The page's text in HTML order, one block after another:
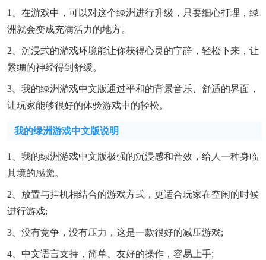
1、在游戏中，可以对这个绿洲进行升级，只要细心打理，绿
洲就会变成充满活力的地方。
2、沉浸式的游戏环境能让你获得心灵的宁静，轻松下来，让
紧绷的神经得到舒缓。
3、我的绿洲游戏中文版通过平和的背景音乐、舒适的界面，
让玩家能够很好的体验游戏中的轻松。
我的绿洲游戏中文版说明
1、我的绿洲游戏中文版极强的沉浸感和音效，给人一种身临
其境的感觉。
2、放置与挂机相结合的游戏方式，更适合玩家在空闲的时候
进行游戏;
3、没有竞争，没有压力，这是一款很好的减压游戏;
4、中文语言支持，简单、友好的操作，容易上手;